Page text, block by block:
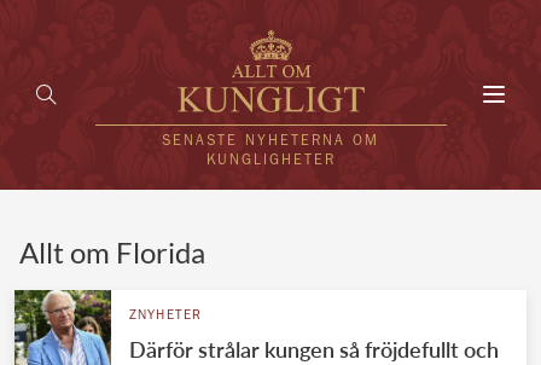
SENASTE NYHETERNA OM
KUNGLIGHETER
UTLÄNDSKT
Allt om Florida
ZNYHETER
Därför strålar kungen så fröjdefullt och